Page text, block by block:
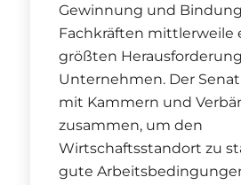
Gewinnung und
Fachkräften mittlerweile
größten
Unternehmen. Der
mit Kammern und
zusammen, um den
Wirtschaftsstandort zu
gute